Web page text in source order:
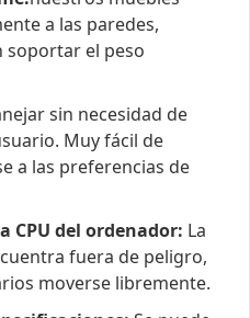
a las paredes,
soportar el peso
sin necesidad de
Muy fácil de
a las preferencias de
CPU del ordenador: La
fuera de peligro,
moverse libremente.